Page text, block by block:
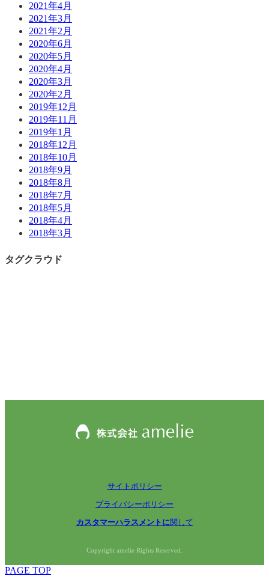
2021年4月
2021年3月
2021年2月
2020年6月
2020年5月
2020年4月
2020年3月
2020年2月
2019年12月
2019年11月
2019年1月
2018年12月
2018年10月
2018年9月
2018年8月
2018年7月
2018年5月
2018年4月
2018年3月
タグクラウド
サイトポリシー
プライバシーポリシー
カスタマーハラスメントに関して
Copyright amelie Rights Reserved.
PAGE TOP